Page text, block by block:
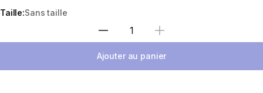
Taille:Sans taille
Sélectionnez la quantité
Ajouter au panier